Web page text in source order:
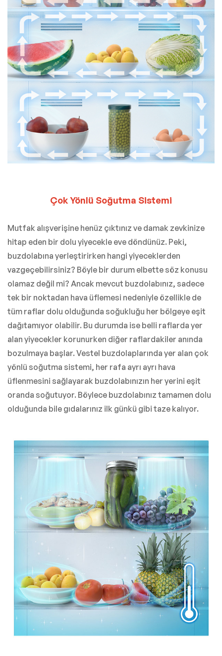
Çok Yönlü Soğutma Sistemi
Mutfak alışverişine henüz çıktınız ve damak zevkinize
hitap eden bir dolu yiyecekle eve döndünüz. Peki,
buzdolabına yerleştirirken hangi yiyeceklerden
vazgeçebilirsiniz? Böyle bir durum elbette söz konusu
olamaz değil mi? Ancak mevcut buzdolabınız, sadece
tek bir noktadan hava üflemesi nedeniyle özellikle de
tüm raflar dolu olduğunda soğukluğu her bölgeye eşit
dağıtamıyor olabilir. Bu durumda ise belli raflarda yer
alan yiyecekler korunurken diğer raflardakiler anında
bozulmaya başlar. Vestel buzdolaplarında yer alan çok
yönlü soğutma sistemi, her rafa ayrı ayrı hava
üflenmesini sağlayarak buzdolabınızın her yerini eşit
oranda soğutuyor. Böylece buzdolabınız tamamen dolu
olduğunda bile gıdalarınız ilk günkü gibi taze kalıyor.